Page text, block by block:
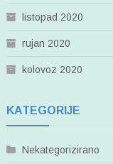
listopad 2020
rujan 2020
kolovoz 2020
KATEGORIJE
Nekategorizirano